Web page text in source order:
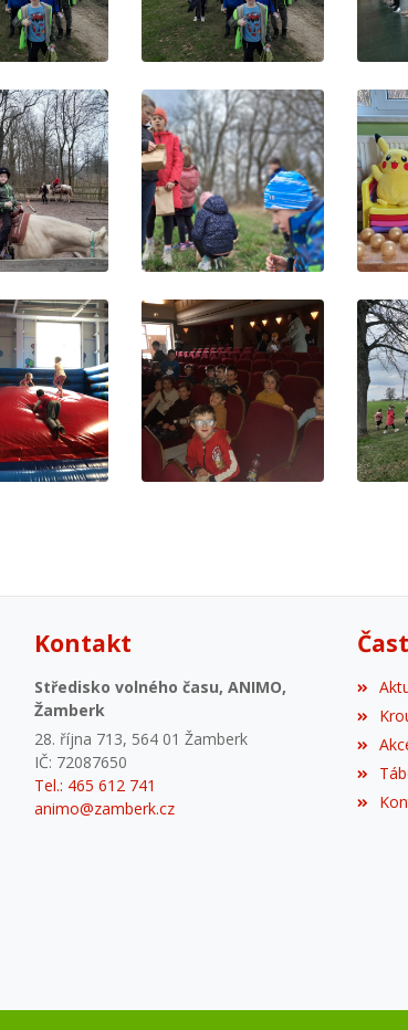
Kontakt
Středisko volného času, ANIMO,
Žamberk
28. října 713, 564 01 Žamberk
IČ: 72087650
Tel.: 465 612 741
animo@zamberk.cz